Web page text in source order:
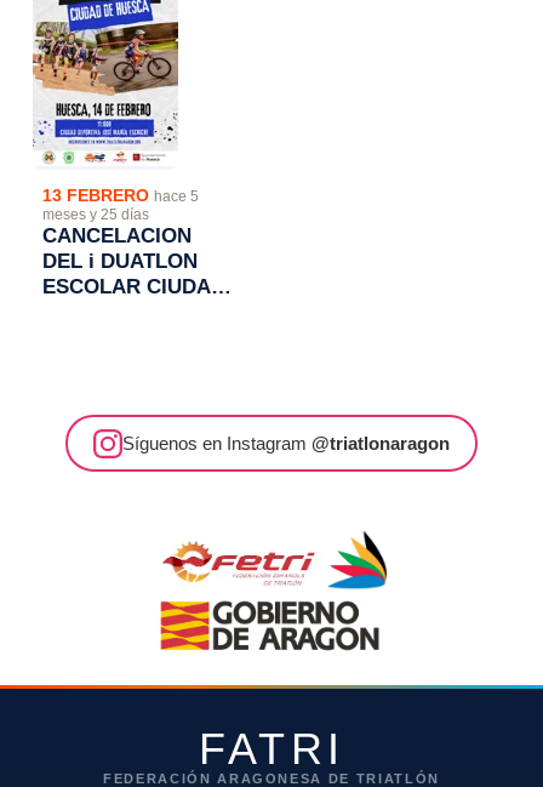
13 FEBRERO hace 5
meses y 25 días
CANCELACION
DEL i DUATLON
ESCOLAR CIUDAD
Síguenos en Instagram @triatlonaragon
FATRI
FEDERACIÓN ARAGONESA DE TRIATLÓN